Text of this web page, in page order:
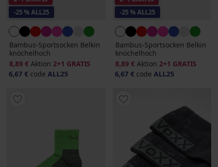
-25 % ALL25
Bambus-Sportsocken Belkin
knöchelhoch
8,89 € Aktion 2+1 GRATIS
6,67 € code ALL25
-25 % ALL25
Bambus-Sportsocken Belkin
knöchelhoch
8,89 € Aktion 2+1 GRATIS
6,67 € code ALL25